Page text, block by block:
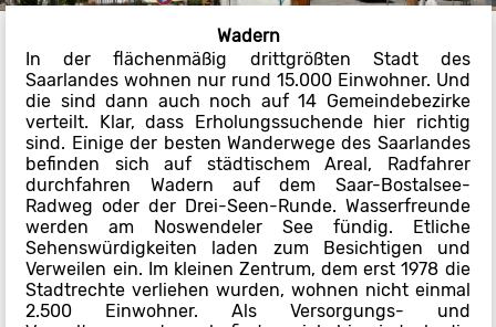
Wadern
In der flächenmäßig drittgrößten Stadt des
Saarlandes wohnen nur rund 15.000 Einwohner. Und
die sind dann auch noch auf 14 Gemeindebezirke
verteilt. Klar, dass Erholungssuchende hier richtig
sind. Einige der besten Wanderwege des Saarlandes
befinden sich auf städtischem Areal, Radfahrer
durchfahren Wadern auf dem Saar-Bostalsee-
Radweg oder der Drei-Seen-Runde. Wasserfreunde
werden am Noswendeler See fündig. Etliche
Sehenswürdigkeiten laden zum Besichtigen und
Verweilen ein. Im kleinen Zentrum, dem erst 1978 die
Stadtrechte verliehen wurden, wohnen nicht einmal
2.500 Einwohner. Als Versorgungs- und